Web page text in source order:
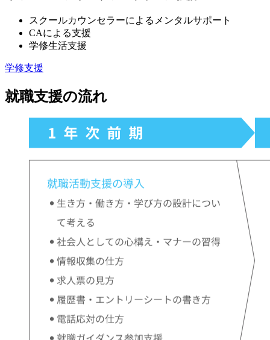
スクールカウンセラーによるメンタルサポート
CAによる支援
学修生活支援
学修支援
就職支援の流れ